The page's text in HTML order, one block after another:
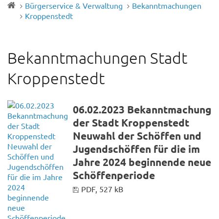
Bürgerservice & Verwaltung
Bekanntmachungen
Kroppenstedt
Bekanntmachungen Stadt
Kroppenstedt
06.02.2023 Bekanntmachung
der Stadt Kroppenstedt
Neuwahl der Schöffen und
Jugendschöffen für die im
Jahre 2024 beginnende neue
Schöffenperiode
PDF, 527 kB